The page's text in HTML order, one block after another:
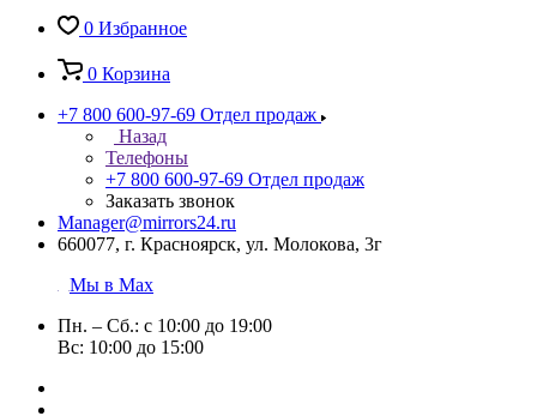
0 Избранное
0 Корзина
+7 800 600-97-69 Отдел продаж
Назад
Телефоны
+7 800 600-97-69 Отдел продаж
Заказать звонок
Manager@mirrors24.ru
660077, г. Красноярск, ул. Молокова, 3г
Мы в Max
Пн. – Сб.: с 10:00 до 19:00
Вс: 10:00 до 15:00